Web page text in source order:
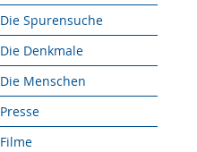
Die Spurensuche
Die Denkmale
Die Menschen
Presse
Filme